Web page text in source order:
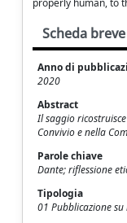
properly human, to
Scheda breve
Anno di
2020
Abstract
Il saggio
Convivio e nella
Parole chiave
Dante; riflessione
Tipologia
01 Pubblicazione